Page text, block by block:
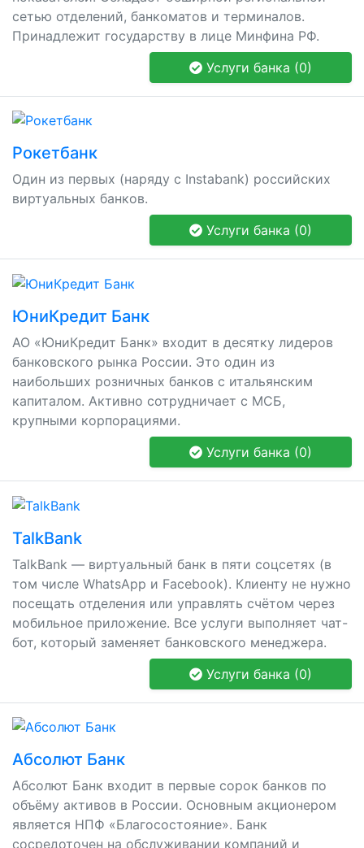
сетью отделений, банкоматов и терминалов.
Принадлежит государству в лице Минфина РФ.
Услуги банка (0)
Рокетбанк
Один из первых (наряду с Instabank) российских
виртуальных банков.
Услуги банка (0)
ЮниКредит Банк
АО «ЮниКредит Банк» входит в десятку лидеров
банковского рынка России. Это один из
наибольших розничных банков с итальянским
капиталом. Активно сотрудничает с МСБ,
крупными корпорациями.
Услуги банка (0)
TalkBank
TalkBank — виртуальный банк в пяти соцсетях (в
том числе WhatsApp и Facebook). Клиенту не нужно
посещать отделения или управлять счётом через
мобильное приложение. Все услуги выполняет чат-
бот, который заменяет банковского менеджера.
Услуги банка (0)
Абсолют Банк
Абсолют Банк входит в первые сорок банков по
объёму активов в России. Основным акционером
является НПФ «Благосостояние». Банк
сосредоточен на обслуживании компаний и